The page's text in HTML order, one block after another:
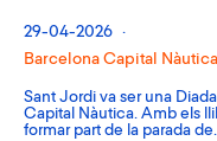
29-04-2026
Barcelona Capital Nàutica
Sant Jordi va ser una
Capital Nàutica. Amb els
formar part de la parada